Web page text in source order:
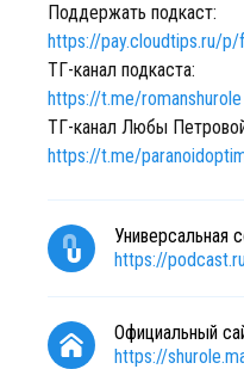
Поддержать подкаст:
https://pay.cloudtips.ru/p/
ТГ-канал подкаста:
https://t.me/romanshurole
ТГ-канал Любы
https://t.me/
Универсальная
https://
Официальный
https://